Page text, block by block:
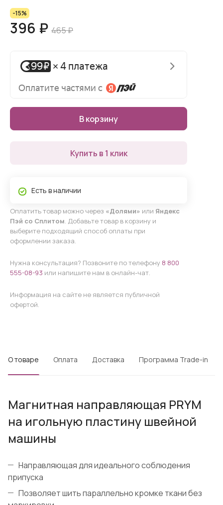
-15%
396 ₽ 465 ₽
В корзину
Купить в 1 клик
Есть в наличии
Оплатить товар можно через «Долями» или Яндекс
Пэй со Сплитом. Добавьте товар в корзину и
выберите подходящий способ оплаты при
оформлении заказа.
Нужна консультация? Позвоните по телефону 8 800
555-08-93 или напишите нам в онлайн-чат.
Информация на сайте не является публичной
офертой.
О товаре Оплата Доставка Программа Trade-in
Магнитная направляющая PRYM
на игольную пластину швейной
машины
Направляющая для идеального соблюдения
припуска
Позволяет шить параллельно кромке ткани без